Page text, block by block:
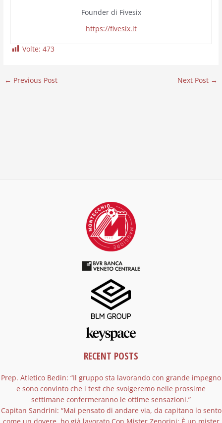
Founder di Fivesix
https://fivesix.it
Volte: 473
← Previous Post Next Post →
RECENT POSTS
Prep. Atletico Bedin: “Il gruppo sta lavorando con grande impegno
e sono convinto che i test che svolgeremo nelle prossime
settimane confermeranno le ottime sensazioni.”
Capitan Sandrini: “Mai pensato di andare via, da capitano lo sento